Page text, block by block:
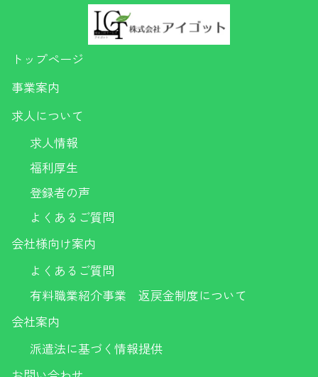
トップページ
事業案内
求人について
求人情報
福利厚生
登録者の声
よくあるご質問
会社様向け案内
よくあるご質問
有料職業紹介事業 返戻金制度について
会社案内
派遣法に基づく情報提供